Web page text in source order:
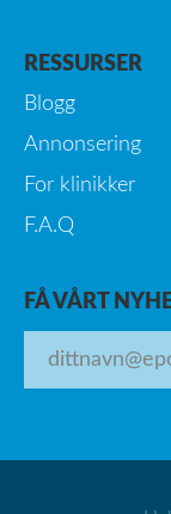
RESSURSER
Blogg
Annonsering
For klinikker
F.A.Q
FÅ VÅRT